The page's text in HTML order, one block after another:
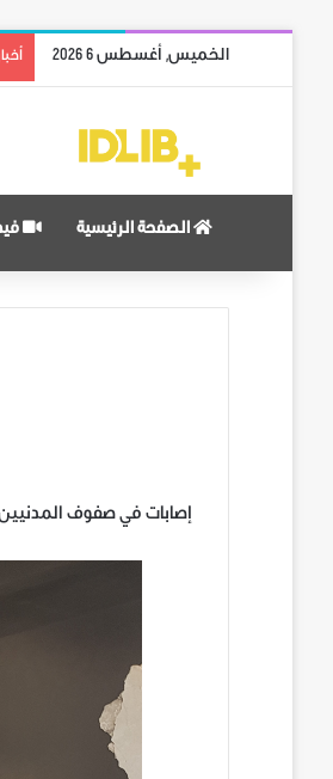
الخميس, أغسطس 6 2026
الصفحة الرئيسية
إصابات في صفوف